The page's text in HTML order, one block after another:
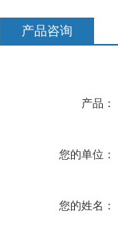
产品咨询
产品：
您的单位：
您的姓名：